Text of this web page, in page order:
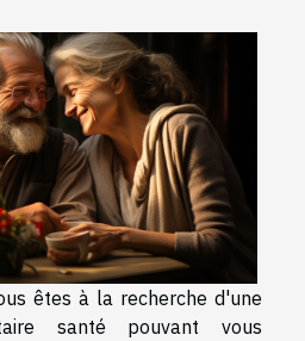
êtes à la recherche d'une
santé pouvant vous